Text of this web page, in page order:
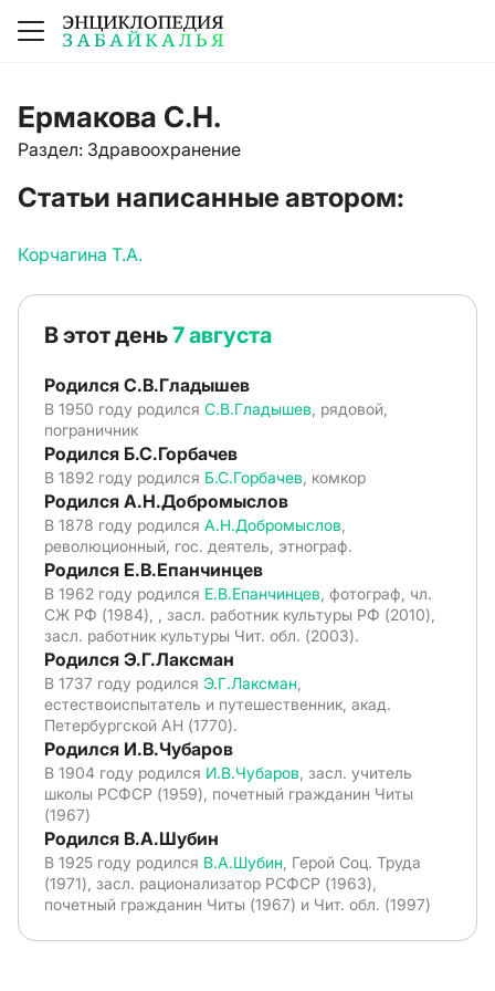
Ермакова С.Н.
Раздел: Здравоохранение
Статьи написанные автором:
Корчагина Т.А.
В этот день7 августа
Родился С.В.Гладышев
В 1950 году родился С.В.Гладышев , рядовой,
пограничник
Родился Б.С.Горбачев
В 1892 году родился Б.С.Горбачев , комкор
Родился А.Н.Добромыслов
В 1878 году родился А.Н.Добромыслов
революционный, гос. деятель, этнограф.
Родился Е.В.Епанчинцев
В 1962 году родился Е.В.Епанчинцев , фотограф, чл.
СЖ РФ (1984), , засл. работник культуры РФ (2010),
засл. работник культуры Чит. обл. (2003).
Родился Э.Г.Лаксман
В 1737 году родился Э.Г.Лаксман
естествоиспытатель и путешественник, акад.
Петербургской АН (1770).
Родился И.В.Чубаров
В 1904 году родился И.В.Чубаров , засл. учитель
школы РСФСР (1959), почетный гражданин Читы
(1967)
Родился В.А.Шубин
В 1925 году родился В.А.Шубин , Герой Соц. Труда
(1971), засл. рационализатор РСФСР (1963),
почетный гражданин Читы (1967) и Чит. обл. (1997)